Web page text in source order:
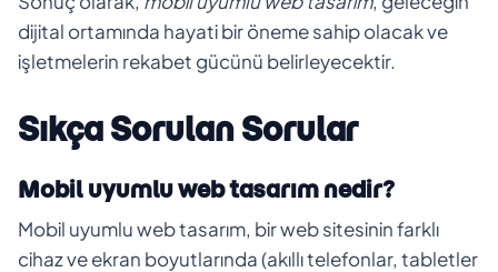
dijital ortamında hayati bir öneme sahip olacak ve
işletmelerin rekabet gücünü belirleyecektir.
Sıkça Sorulan Sorular
Mobil uyumlu web tasarım nedir?
Mobil uyumlu web tasarım, bir web sitesinin farklı
cihaz ve ekran boyutlarında (akıllı telefonlar, tabletler